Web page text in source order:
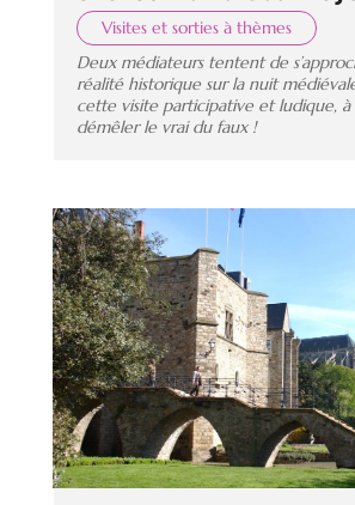
Visites et sorties à thèmes
Deux médiateurs tentent de
réalité historique sur la nuit
cette visite participative et ludique, à
démêler le vrai du faux !